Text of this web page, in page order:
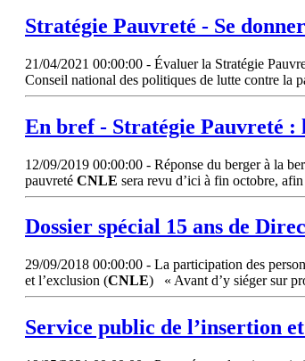
Stratégie Pauvreté - Se
21/04/2021 00:00:00 - Évaluer la Stratégie
Conseil national des politiques de lutte contre la
En bref - Stratégie Pauvreté :
12/09/2019 00:00:00 - Réponse du berger à la
pauvreté CNLE sera revu d’ici à fin octobre,
Dossier spécial 15 ans de
29/09/2018 00:00:00 - La participation des
et l’exclusion (CNLE) « Avant d’y siéger sur
Service public de l’insertion